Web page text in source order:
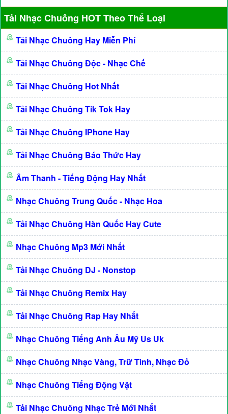
Tải Nhạc Chuông HOT Theo Thể Loại
Tải Nhạc Chuông Hay Miễn Phí
Tải Nhạc Chuông Độc - Nhạc Chế
Tải Nhạc Chuông Hot Nhất
Tải Nhạc Chuông Tik Tok Hay
Tải Nhạc Chuông IPhone Hay
Tải Nhạc Chuông Báo Thức Hay
Âm Thanh - Tiếng Động Hay Nhất
Nhạc Chuông Trung Quốc - Nhạc Hoa
Tải Nhạc Chuông Hàn Quốc Hay Cute
Nhạc Chuông Mp3 Mới Nhất
Tải Nhạc Chuông DJ - Nonstop
Tải Nhạc Chuông Remix Hay
Tải Nhạc Chuông Rap Hay Nhất
Nhạc Chuông Tiếng Anh Âu Mỹ Us Uk
Nhạc Chuông Nhạc Vàng, Trữ Tình, Nhạc Đỏ
Nhạc Chuông Tiếng Động Vật
Tải Nhạc Chuông Nhạc Trẻ Mới Nhất